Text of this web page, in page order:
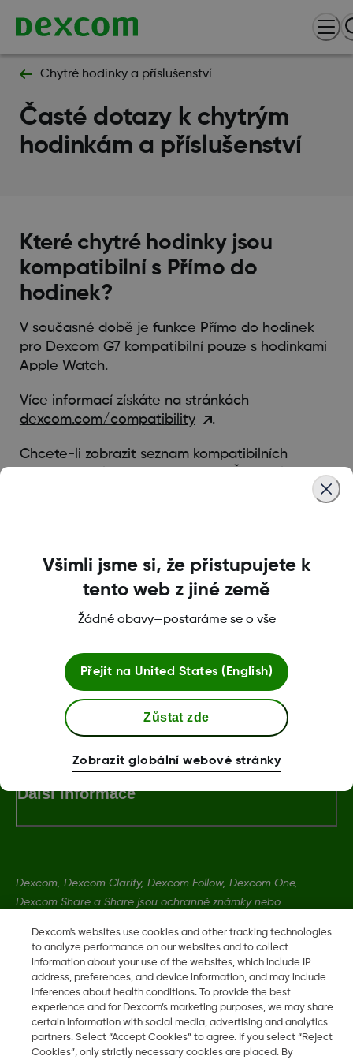
Chytré hodinky a příslušenství
Časté dotazy k chytrým
hodinkám a příslušenství
Které chytré hodinky jsou
kompatibilní s Přímo do
hodinek?
V současné době je funkce Přímo do hodinek
pro Dexcom G7 kompatibilní pouze s hodinkami
Apple Watch.
Více informací získáte na stránkách
dexcom.com/compatibility
.
Chcete-li zobrazit seznam kompatibilních
hodinek Apple Watch, navštivte Často kladené
Podmínky a Zásady
Další informace
Dexcom, Dexcom Clarity, Dexcom Follow, Dexcom One,
Dexcom Share a Share jsou ochranné známky nebo
být registrovány v jiných zemích.
MAT-1802
2026 Dexcom, Inc. Všechna práva vyhrazena.
Dexcom's websites use cookies and other tracking technologies
to analyze performance on our websites and to collect
information about your use of the websites, which include IP
address, preferences, and device information, and may include
inferences about health conditions. To provide the best
experience and for Dexcom’s marketing purposes, we may share
certain information with social media, advertising and analytics
partners. Select “Accept Cookies” to agree. If you select “Reject
Cookies”, only strictly necessary cookies are placed. By
Všimli jsme si, že přistupujete k
tento web z jiné země
Žádné obavy—postaráme se o vše
Přejít na United States (English)
Zůstat zde
Zobrazit globální webové stránky